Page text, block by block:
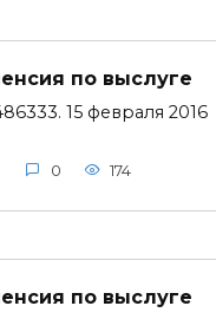
по выслуге
15 февраля 2016
0 174
по выслуге